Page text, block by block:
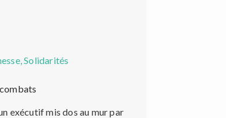
,Solidarités
exécutif mis dos au mur par